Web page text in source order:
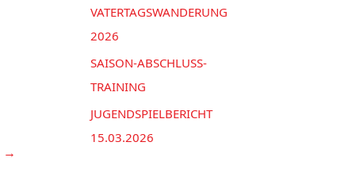
→
VATERTAGSWANDERUNG
2026
SAISON-ABSCHLUSS-
TRAINING
JUGENDSPIELBERICHT
15.03.2026